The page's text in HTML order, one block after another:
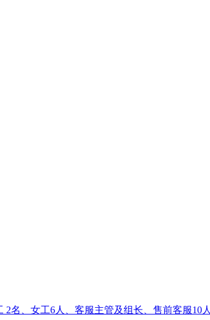
名、女工6人、客服主管及组长、售前客服10人